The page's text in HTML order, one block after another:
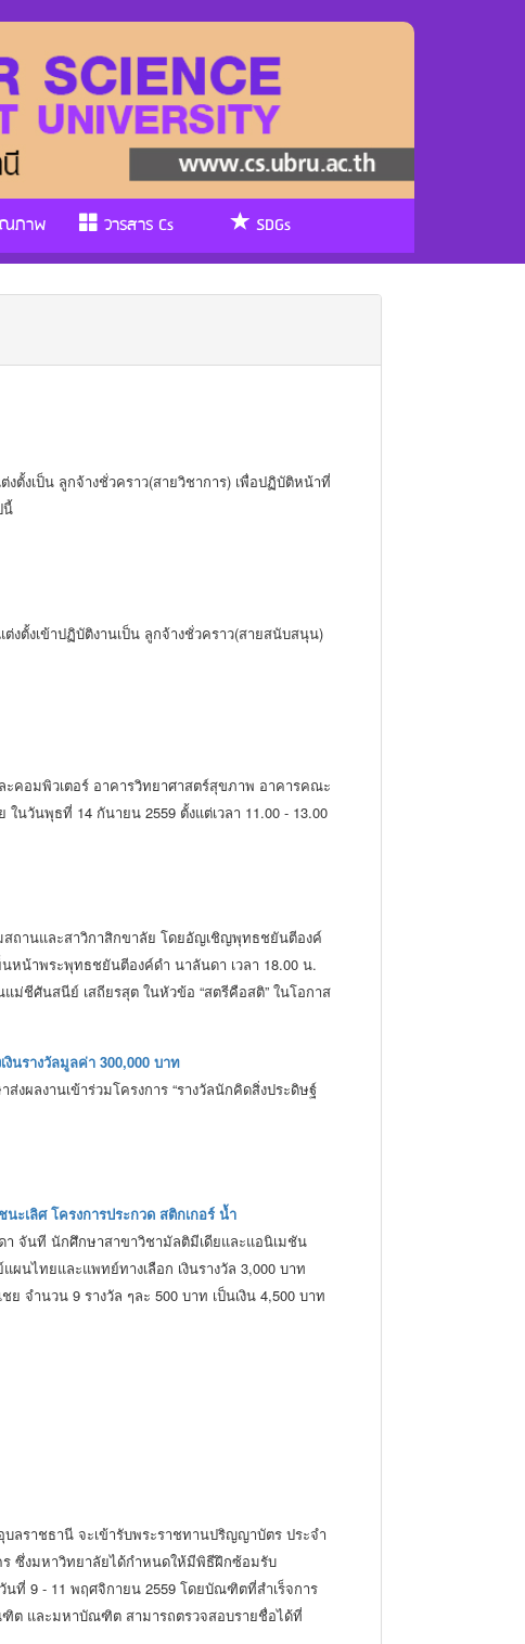
ภาพ วารสาร Cs SDGs
งเป็น ลูกจ้างชั่วคราว(สายวิชาการ) เพื่อปฏิบัติหน้าที่
นี้
ตั้งเข้าปฏิบัติงานเป็น ลูกจ้างชั่วคราว(สายสนับสนุน)
คอมพิวเตอร์ อาคารวิทยาศาสตร์สุขภาพ อาคารคณะ
วันพุธที่ 14 กันายน 2559 ตั้งแต่เวลา 11.00 - 13.00
สถานและสาวิกาสิกขาลัย โดยอัญเชิญพุทธชยันตีองค์
หน้าพระพุทธชยันตีองค์ดำ นาลันดา เวลา 18.00 น.
ม่ชีศันสนีย์ เสถียรสุต ในหัวข้อ “สตรีคือสติ” ในโอกาส
นรางวัลมูลค่า 300,000 บาท
ผลงานเข้าร่วมโครงการ “รางวัลนักคิดสิ่งประดิษฐ์
เลิศ โครงการประกวด สติกเกอร์ น้ำ
า จันที นักศึกษาสาขาวิชามัลติมีเดียและแอนิเมชัน
นไทยและแพทย์ทางเลือก เงินรางวัล 3,000 บาท
จำนวน 9 รางวัล ๆละ 500 บาท เป็นเงิน 4,500 บาท
ลราชธานี จะเข้ารับพระราชทานปริญญาบัตร ประจำ
ซึ่งมหาวิทยาลัยได้กำหนดให้มีพิธีฝึกซ้อมรับ
9 - 11 พฤศจิกายน 2559 โดยบัณฑิตที่สำเร็จการ
ฑิต และมหาบัณฑิต สามารถตรวจสอบรายชื่อได้ที่